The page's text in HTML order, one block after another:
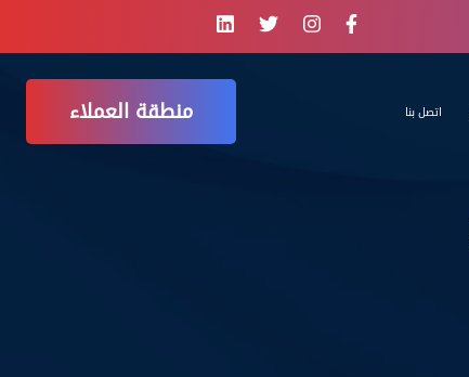
اتصل بنا منطقة العملاء